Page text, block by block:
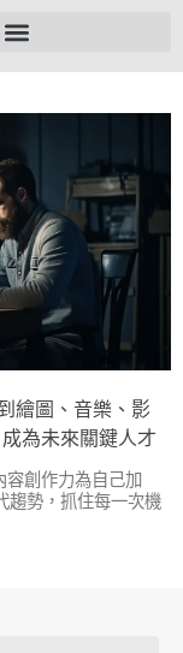
繪圖、音樂、影
為未來關鍵人才
創作力為自己加
趨勢，抓住每一次機